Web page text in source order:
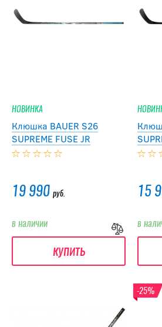
НОВИНКА
Клюшка BAUER S26
SUPREME FUSE JR
19 990 руб.
в наличии
купить
15
в
-25%